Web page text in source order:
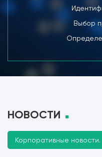
Выбор
НОВОСТИ
Корпоративные новости.